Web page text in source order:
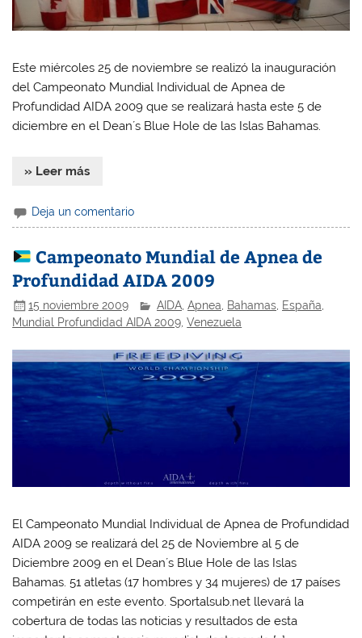
Este miércoles 25 de noviembre se realizó la inauguración
del Campeonato Mundial Individual de Apnea de
Profundidad AIDA 2009 que se realizará hasta este 5 de
diciembre en el Dean´s Blue Hole de las Islas Bahamas.
» Leer más
Deja un comentario
Campeonato Mundial de Apnea de
Profundidad AIDA 2009
15 noviembre 2009 AIDA ,Apnea Bahamas España
Mundial Profundidad AIDA 2009 ,Venezuela
El Campeonato Mundial Individual de Apnea de Profundidad
AIDA 2009 se realizará del 25 de Noviembre al 5 de
Diciembre 2009 en el Dean´s Blue Hole de las Islas
Bahamas. 51 atletas (17 hombres y 34 mujeres) de 17 países
competirán en este evento. Sportalsub.net llevará la
cobertura de todas las noticias y resultados de esta